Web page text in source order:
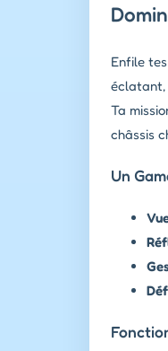
Enfile
éclatant,
Ta
châssis
Un